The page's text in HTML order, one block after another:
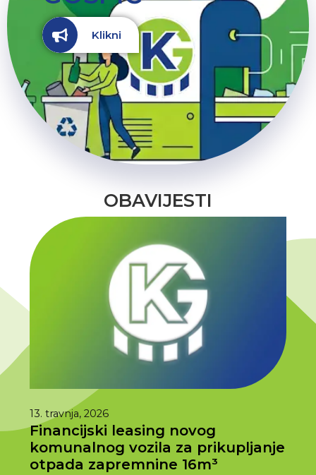
Klikni
OBAVIJESTI
13. travnja, 2026
Financijski leasing novog
komunalnog vozila za prikupljanje
otpada zapremnine 16m³